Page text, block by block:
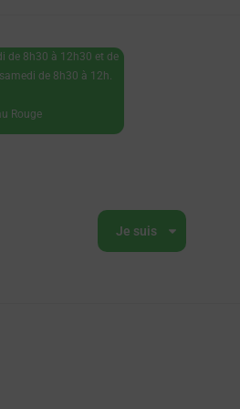
de 8h30 à 12h30 et de
de 8h30 à 12h.
Rouge
Je suis